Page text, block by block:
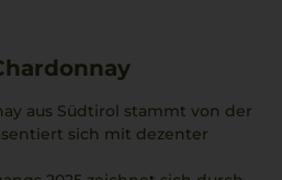
aus Südtirol stammt von der
sich mit dezenter